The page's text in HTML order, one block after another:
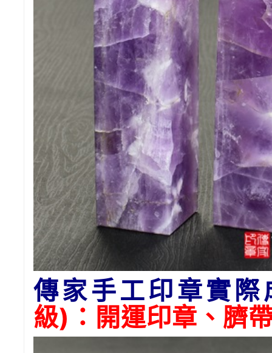
傳家手工印章實際
級)：開運印章、臍